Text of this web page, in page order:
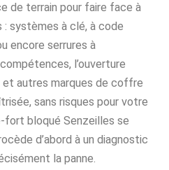
de terrain pour faire face à
systèmes à clé, à code
encore serrures à
l’ouverture
autres marques de coffre
sans risques pour votre
fort bloqué Senzeilles se
d’abord à un diagnostic
la panne.